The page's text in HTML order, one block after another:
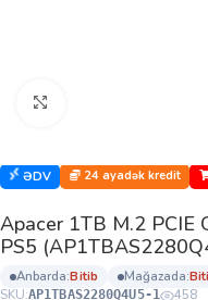
ƏDV 24 ayadək kredit
Apacer 1TB M.2 PCIE
PS5
anbarda: bi̇ti̇b mağazada:
SKU:AP1TBAS2280Q4U5-1 458